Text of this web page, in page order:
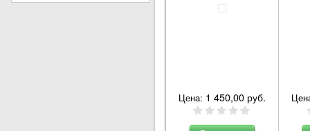
Цена: 1 450,00 руб.